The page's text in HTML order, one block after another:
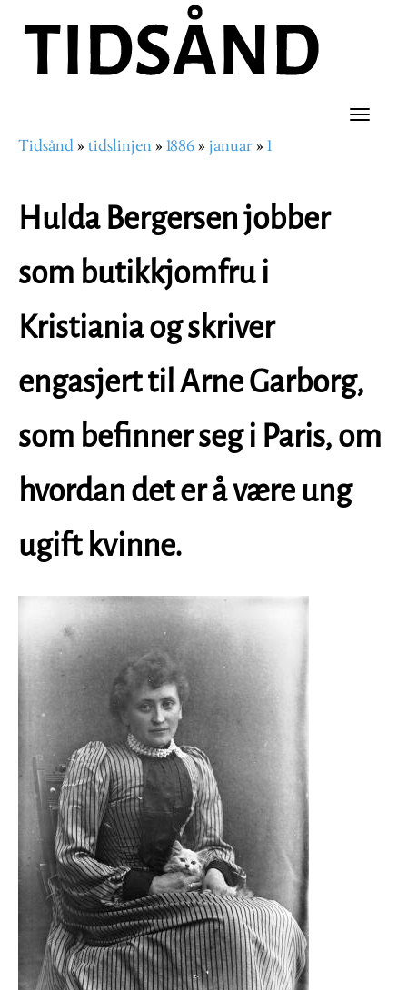
hovedinnhold
Toggle
Navigasjonssti
Tidsånd tidslinjen 1886 januar 1
Hulda Bergersen jobber
som butikkjomfru i
Kristiania og skriver
engasjert til Arne Garborg,
som befinner seg i Paris, om
hvordan det er å være ung
ugift kvinne.